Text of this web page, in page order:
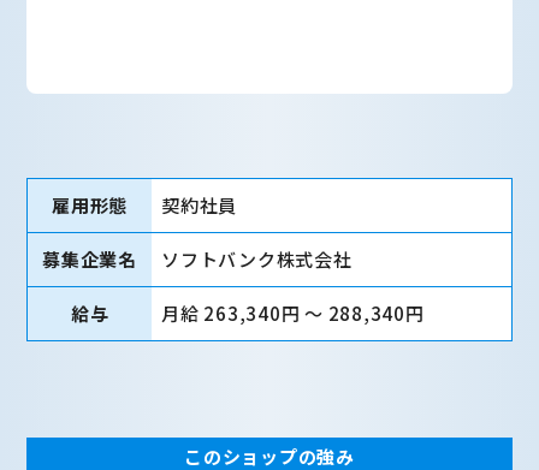
雇用形態 契約社員
募集企業名 ソフトバンク株式会社
給与 月給 263,340円 〜 288,340円
このショップの強み